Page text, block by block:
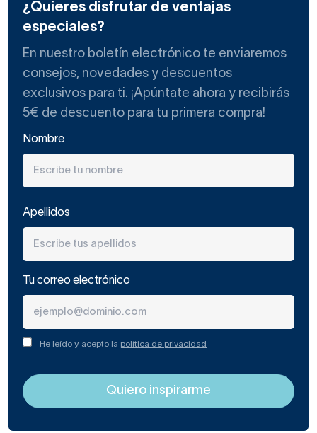
¿Quieres disfrutar de ventajas
especiales?
En nuestro boletín electrónico te enviaremos
consejos, novedades y descuentos
exclusivos para ti. ¡Apúntate ahora y recibirás
5€ de descuento para tu primera compra!
Nombre
Apellidos
Tu correo electrónico
He leído y acepto la política de privacidad